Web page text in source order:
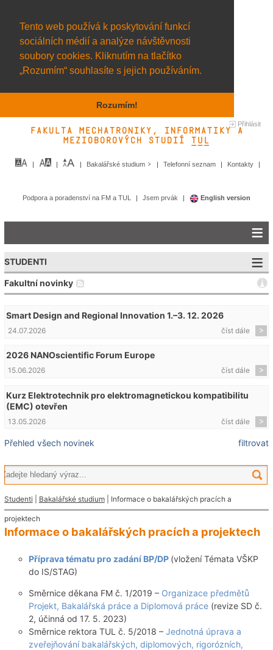
Tento web používá k poskytování funkcí
sociálních médií a analýze návštěvnosti
soubory cookies. Kliknutím na tlačítko
„Rozumím“ souhlasíte s jejich používáním.
Rozumím!
Přihlásit
Fakulta mechatroniky, informatiky a
mezioborových studií TUL&
Bakalářské studium Telefonní seznam Kontakty
Podpora a poradenství na FM a TUL Jsem prvák English version
STUDENTI
Fakultní novinky
Smart Design and Regional Innovation 1.–3. 12. 2026
číst dále
24.07.2026
2026 NANOscientific Forum Europe
číst dále
15.06.2026
Kurz Elektrotechnik pro elektromagnetickou kompatibilitu
(EMC) otevřen
číst dále
13.05.2026
Přehled všech novinek filtrovat
Studenti Bakalářské studium| Informace o bakalářských pracích a
projektech
Informace o bakalářských pracích a projektech
Příprava tématu pro zadání BP/DP (vložení Témata VŠKP
do IS/STAG)
Směrnice děkana FM č. 1/2019 – Organizace předmětů
Projekt, Bakalářská práce a Diplomová práce(revize SD č.
2, účinná od 17. 5. 2023)
Směrnice rektora TUL č. 5/2018 – Jednotná úprava a
zveřejňování bakalářských, diplomových, rigorózních,